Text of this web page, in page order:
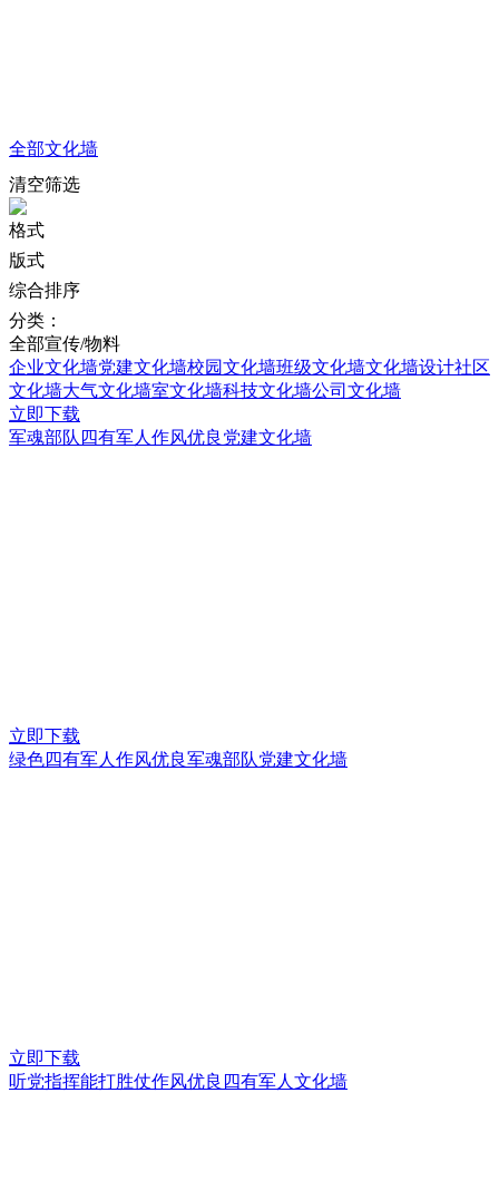
全部文化墙
清空筛选
格式
版式
综合排序
分类：
全部宣传/物料
企业文化墙党建文化墙校园文化墙班级文化墙文化墙设计社区
文化墙大气文化墙室文化墙科技文化墙公司文化墙
立即下载
军魂部队四有军人作风优良党建文化墙
立即下载
绿色四有军人作风优良军魂部队党建文化墙
立即下载
听党指挥能打胜仗作风优良四有军人文化墙